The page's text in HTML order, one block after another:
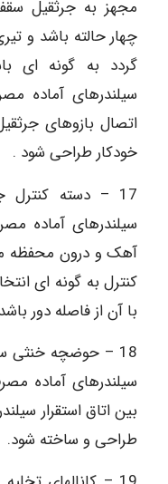
مجهز به جرثقیل
چهار حالته باشد و
گردد به گونه ‏ای
سیلندرهای آماده
اتصال بازوهای
خودکار طراحی شود .
17 – دسته
سیلندرهای آماده
آهک و درون محفظه
کنترل به گونه ‏ای
با آن از فاصله دور
18 – حوضچه خنثی
سیلندرهای آماده
بین اتاق استقرار
طراحی و ساخته شود.